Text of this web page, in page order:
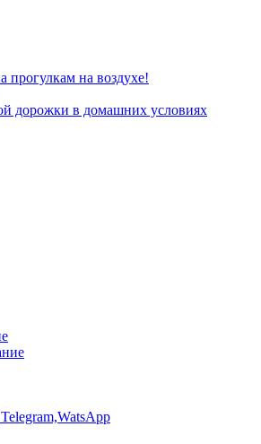
прогулкам на воздухе!
дорожки в домашних условиях